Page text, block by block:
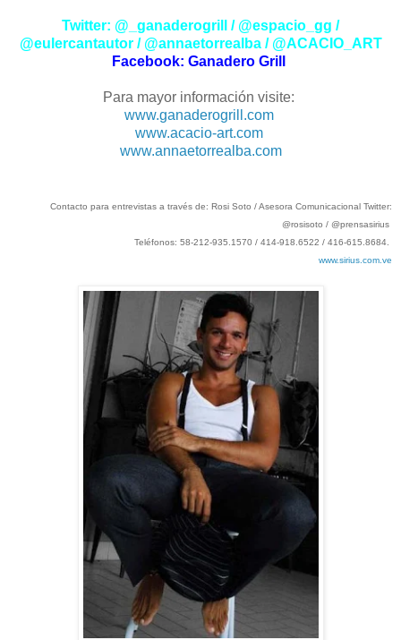
Twitter: @_ganaderogrill / @espacio_gg /
@eulercantautor / @annaetorrealba / @ACACIO_ART
Facebook: Ganadero Grill
Para mayor información visite:
www.ganaderogrill.com
www.acacio-art.com
www.annaetorrealba.com
Contacto para entrevistas a través de: Rosi Soto / Asesora Comunicacional Twitter:
@rosisoto / @prensasirius
Teléfonos: 58-212-935.1570 / 414-918.6522 / 416-615.8684.
www.sirius.com.ve